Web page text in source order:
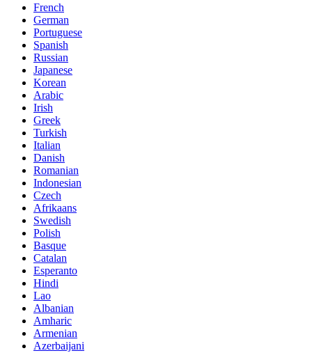
French
German
Portuguese
Spanish
Russian
Japanese
Korean
Arabic
Irish
Greek
Turkish
Italian
Danish
Romanian
Indonesian
Czech
Afrikaans
Swedish
Polish
Basque
Catalan
Esperanto
Hindi
Lao
Albanian
Amharic
Armenian
Azerbaijani